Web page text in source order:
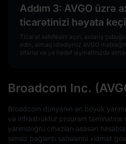
Addım 3: AVGO üzrə
ticarətinizi həyata
Ticarət səhifəsini açın, axtarış
edin, almaq istədiyiniz AVGO
sifarişi və ya hədəf qiymətinizdə
Broadcom Inc.
Broadcom dünyanın ən böyük
və infrastruktur proqram təminatına
yarımdoğru cihazları əsasən
simsiz bağlantı sahələrini xidmət